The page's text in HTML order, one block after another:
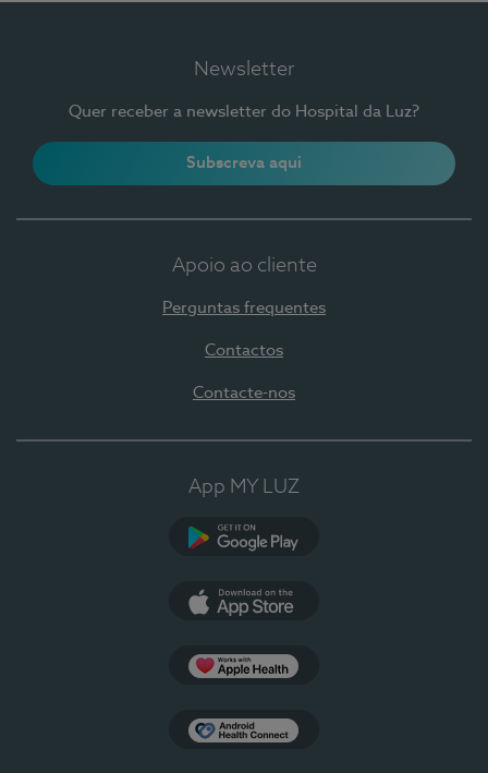
Newsletter
Quer receber a newsletter do Hospital da Luz?
Subscreva aqui
Apoio ao cliente
Perguntas frequentes
Contactos
Contacte-nos
App MY LUZ